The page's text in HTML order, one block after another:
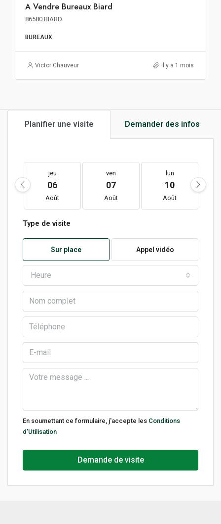
A Vendre Bureaux Biard
86580 BIARD
BUREAUX
Victor Chauveur il y a 1 mois
Planifier une visite Demander des infos
jeu
06
Août
ven
07
Août
lun
10
Août
Type de visite
Sur place Appel vidéo
Heure
En soumettant ce formulaire, j'accepte les Conditions
d'Utilisation
Demande de visite